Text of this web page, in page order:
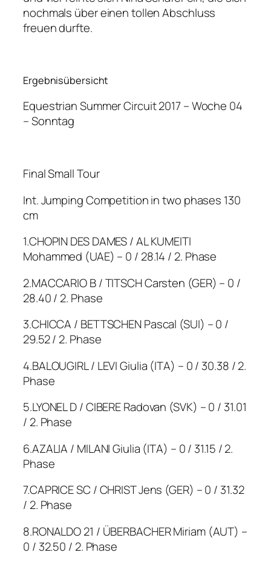
nochmals über einen tollen Abschluss
freuen durfte.
Ergebnisübersicht
Equestrian Summer Circuit 2017 – Woche 04
– Sonntag
Final Small Tour
Int. Jumping Competition in two phases 130
cm
1.CHOPIN DES DAMES / AL KUMEITI
Mohammed (UAE) – 0 / 28.14 / 2. Phase
2.MACCARIO B / TITSCH Carsten (GER) – 0 /
28.40 / 2. Phase
3.CHICCA / BETTSCHEN Pascal (SUI) – 0 /
29.52 / 2. Phase
4.BALOUGIRL / LEVI Giulia (ITA) – 0 / 30.38 / 2.
Phase
5.LYONEL D / CIBERE Radovan (SVK) – 0 / 31.01
/ 2. Phase
6.AZALIA / MILANI Giulia (ITA) – 0 / 31.15 / 2.
Phase
7.CAPRICE SC / CHRIST Jens (GER) – 0 / 31.32
/ 2. Phase
8.RONALDO 21 / ÜBERBACHER Miriam (AUT) –
0 / 32.50 / 2. Phase